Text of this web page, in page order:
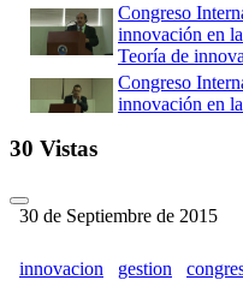
Congreso
innovación en
Teoría de
Congreso
innovación en
Congreso
Congreso
30 Vistas
30 de Septiembre de 2015
innovacion gestion